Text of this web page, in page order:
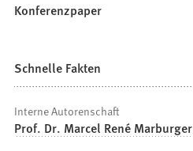
Konferenzpaper
Schnelle Fakten
Interne Autorenschaft
Prof. Dr. Marcel René Marburger